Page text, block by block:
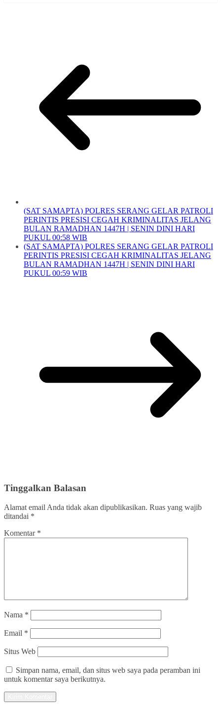
(SAT SAMAPTA) POLRES SERANG GELAR PATROLI
PERINTIS PRESISI CEGAH KRIMINALITAS JELANG
BULAN RAMADHAN 1447H | SENIN DINI HARI
PUKUL 00:58 WIB
(SAT SAMAPTA) POLRES SERANG GELAR PATROLI
PERINTIS PRESISI CEGAH KRIMINALITAS JELANG
BULAN RAMADHAN 1447H | SENIN DINI HARI
PUKUL 00:59 WIB
Tinggalkan Balasan
Alamat email Anda tidak akan dipublikasikan. Ruas yang wajib
ditandai *
Komentar *
Nama *
Email *
Situs Web
Simpan nama, email, dan situs web saya pada peramban ini
untuk komentar saya berikutnya.